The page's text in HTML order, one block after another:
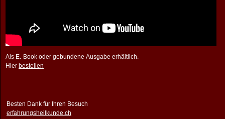
Als E.-Book oder gebundene Ausgabe erhältlich.
Hier bestellen
Besten Dank für Ihren Besuch
erfahrungsheilkunde.ch